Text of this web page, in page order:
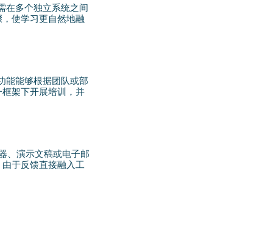
在多个独立系统之间
使学习更自然地融
能能够根据团队或部
架下开展培训，并
、演示文稿或电子邮
于反馈直接融入工